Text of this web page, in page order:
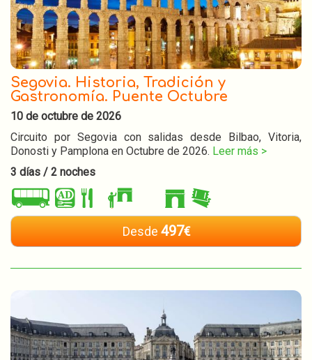
Segovia. Historia, Tradición y
Gastronomía. Puente Octubre
10 de octubre de 2026
Circuito por Segovia con salidas desde Bilbao, Vitoria,
Donosti y Pamplona en Octubre de 2026. Leer más >
3 días / 2 noches
Desde 497€